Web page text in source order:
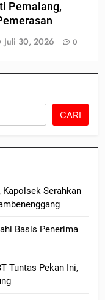
Pemalang,
Juli 30, 2026 0
CARI
Serahkan
Basis Penerima
Tuntas Pekan Ini,